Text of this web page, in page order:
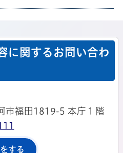
に関するお問い合わ
市福田1819-5 本庁１階
する